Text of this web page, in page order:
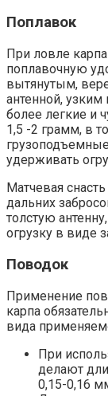
Поплавок
При ловле
поплавочную
вытянутым,
антенной,
более легкие и
1,5 -2 грамм, в
удерживать
Матчевая
дальних
толстую
огрузку в виде
Поводок
Применение
карпа
вида
При
делают
0,15-0,16